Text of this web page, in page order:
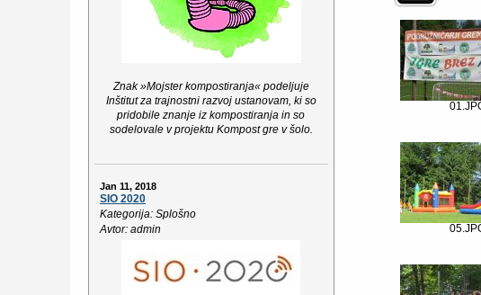
Znak »Mojster kompostiranja« podeljuje
Inštitut za trajnostni razvoj ustanovam, ki so
pridobile znanje iz kompostiranja in so
sodelovale v projektu Kompost gre v šolo.
Jan 11, 2018
SIO 2020
Kategorija: Splošno
Avtor: admin